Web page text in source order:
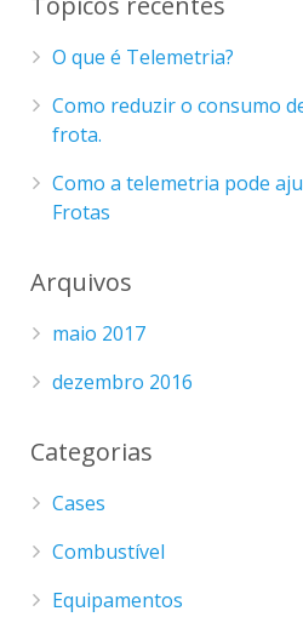
O que é Telemetria?
Como reduzir o consumo
frota.
Como a telemetria pode
Frotas
Arquivos
maio 2017
dezembro 2016
Categorias
Cases
Combustível
Equipamentos